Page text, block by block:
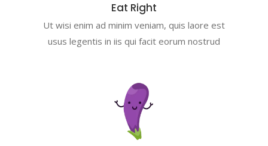
Eat Right
Ut wisi enim ad minim veniam, quis laore est
usus legentis in iis qui facit eorum nostrud